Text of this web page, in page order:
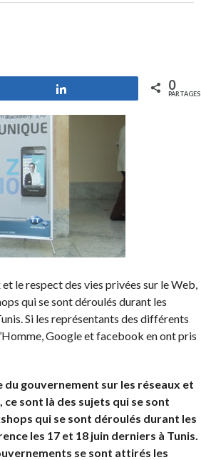
0
PARTAGES
le respect des vies privées sur le Web,
qui se sont déroulés durant les
Si les représentants des différents
Google et facebook en ont pris
du gouvernement sur les réseaux et
sont là des sujets qui se sont
qui se sont déroulés durant les
les 17 et 18 juin derniers à Tunis.
se sont attirés les